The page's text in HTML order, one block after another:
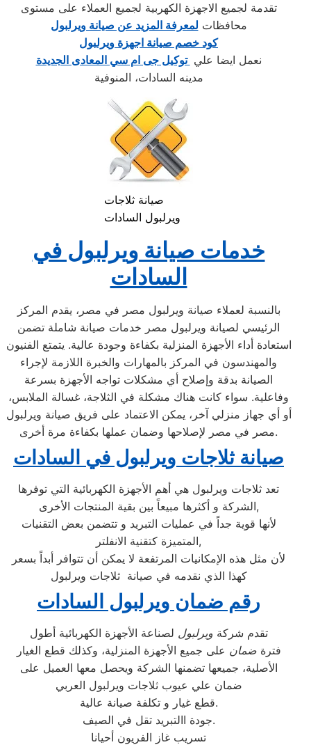
تقدمة لجميع الاجهزة الكهربية لجميع العملاء على مستوى
محافظات لمعرفة المزيد عن صيانة ويرلبول
كود خصم صيانة اجهزة ويرلبول
نعمل ايضا علي توكيل جى ام سي المعادى الجديدة
مدينه السادات، المنوفية
صيانة ثلاجات
ويرلبول السادات
خدمات صيانة ويرلبول في
السادات
بالنسبة لعملاء صيانة ويرلبول مصر في مصر، يقدم المركز
الرئيسي لصيانة ويرلبول مصر خدمات صيانة شاملة تضمن
استعادة أداء الأجهزة المنزلية بكفاءة وجودة عالية. يتمتع الفنيون
والمهندسون في المركز بالمهارات والخبرة اللازمة لإجراء
الصيانة بدقة وإصلاح أي مشكلات تواجه الأجهزة بسرعة
وفاعلية. سواء كانت هناك مشكلة في الثلاجة، غسالة الملابس،
أو أي جهاز منزلي آخر، يمكن الاعتماد على فريق صيانة ويرلبول
مصر في مصر لإصلاحها وضمان عملها بكفاءة مرة أخرى.
صيانة ثلاجات ويرلبول في السادات
تعد ثلاجات ويرلبول هي أهم الأجهزة الكهربائية التي توفرها
الشركة و أكثرها مبيعاً بين بقية المنتجات الأخرى,
لأنها قوية جداً في عمليات التبريد و تتضمن بعض التقنيات
المتميزة كتقنية الانفلتر,
لأن مثل هذه الإمكانيات المرتفعة لا يمكن أن تتوافر أبداً بسعر
كهذا الذي نقدمه في صيانة ثلاجات ويرلبول
رقم ضمان ويرلبول السادات
تقدم شركة ويرلبول لصناعة الأجهزة الكهربائية أطول
فترةضمان على جميع الأجهزة المنزلية، وكذلك قطع الغيار
الأصلية، جميعها تضمنها الشركة ويحصل معها العميل على
ضمان علي عيوب ثلاجات ويرلبول العربي
قطع غيار و تكلفة صيانة عالية.
جودة االتبريد تقل في الصيف.
تسريب غاز الفريون أحيانا